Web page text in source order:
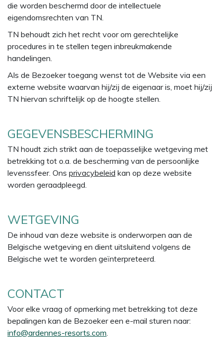
die worden beschermd door de intellectuele
eigendomsrechten van TN.
TN behoudt zich het recht voor om gerechtelijke
procedures in te stellen tegen inbreukmakende
handelingen.
Als de Bezoeker toegang wenst tot de Website via een
externe website waarvan hij/zij de eigenaar is, moet hij/zij
TN hiervan schriftelijk op de hoogte stellen.
GEGEVENSBESCHERMING
TN houdt zich strikt aan de toepasselijke wetgeving met
betrekking tot o.a. de bescherming van de persoonlijke
levenssfeer. Ons privacybeleid kan op deze website
worden geraadpleegd.
WETGEVING
De inhoud van deze website is onderworpen aan de
Belgische wetgeving en dient uitsluitend volgens de
Belgische wet te worden geïnterpreteerd.
CONTACT
Voor elke vraag of opmerking met betrekking tot deze
bepalingen kan de Bezoeker een e-mail sturen naar:
info@ardennes-resorts.com.